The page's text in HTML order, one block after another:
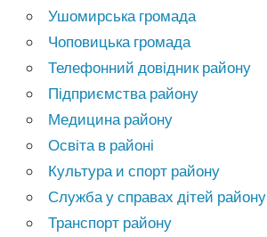
Ушомирська громада
Чоповицька громада
Телефонний довідник району
Підприємства району
Медицина району
Освіта в районі
Культура и спорт району
Служба у справах дітей району
Транспорт району